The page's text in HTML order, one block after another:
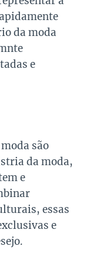
da moda
e
são
da moda,
e
essas
e